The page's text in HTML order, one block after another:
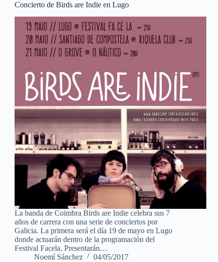
Concierto de Birds are Indie en Lugo
La banda de Coimbra Birds are Indie celebra sus 7
años de carrera con una serie de conciertos por
Galicia. La primera será el día 19 de mayo en Lugo
donde actuarán dentro de la programación del
Festival Facela. Presentarán…
Noemí Sánchez
04/05/2017